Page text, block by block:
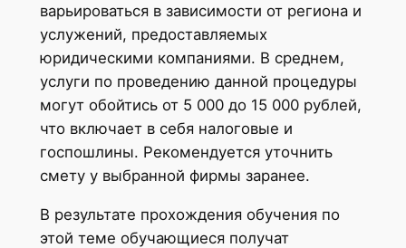
варьироваться в зависимости от региона и
услужений, предоставляемых
юридическими компаниями. В среднем,
услуги по проведению данной процедуры
могут обойтись от 5 000 до 15 000 рублей,
что включает в себя налоговые и
госпошлины. Рекомендуется уточнить
смету у выбранной фирмы заранее.
В результате прохождения обучения по
этой теме обучающиеся получат